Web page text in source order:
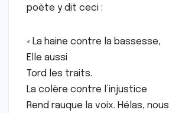
poète y dit ceci :
« La haine contre la bassesse,
Elle aussi
Tord les traits.
La colère contre l’injustice
Rend rauque la voix. Hélas, nous